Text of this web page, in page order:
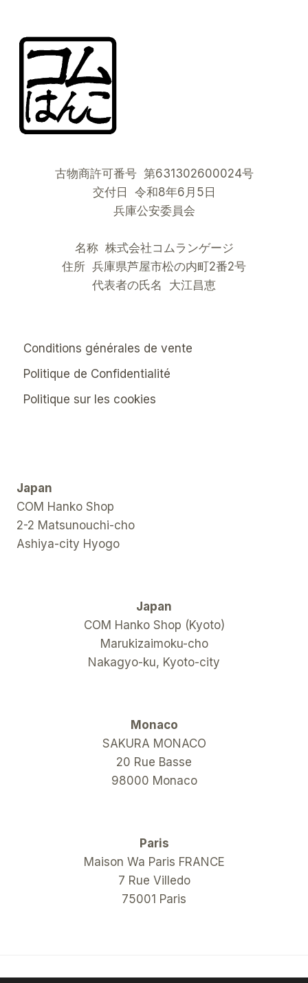
古物商許可番号 第631302600024号
交付日 令和8年6月5日
兵庫公安委員会
名称 株式会社コムランゲージ
住所 兵庫県芦屋市松の内町2番2号
代表者の氏名 大江昌恵
Conditions générales de vente
Politique de Confidentialité
Politique sur les cookies
Japan
COM Hanko Shop
2-2 Matsunouchi-cho
Ashiya-city Hyogo
Japan
COM Hanko Shop (Kyoto)
Marukizaimoku-cho
Nakagyo-ku, Kyoto-city
Monaco
SAKURA MONACO
20 Rue Basse
98000 Monaco
Paris
Maison Wa Paris FRANCE
7 Rue Villedo
75001 Paris